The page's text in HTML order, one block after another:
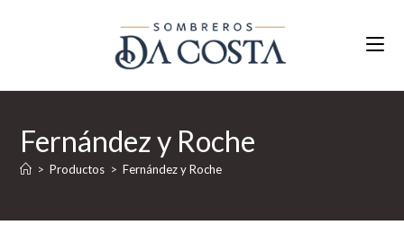
Fernández y Roche
> Productos > Fernández y Roche